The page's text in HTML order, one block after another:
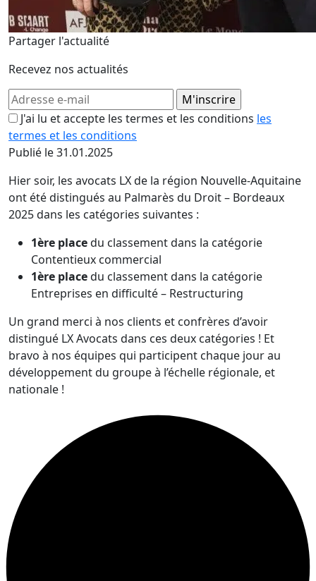
Publié le 31.01.2025
Hier soir, les avocats LX de la région Nouvelle-Aquitaine
ont été distingués au Palmarès du Droit – Bordeaux
2025 dans les catégories suivantes :
1ère placedu classement dans la catégorie
Contentieux commercial
1ère placedu classement dans la catégorie
Entreprises en difficulté – Restructuring
Un grand merci à nos clients et confrères d’avoir
distingué LX Avocats dans ces deux catégories ! Et
bravo à nos équipes qui participent chaque jour au
développement du groupe à l’échelle régionale, et
nationale !
Partager l'actualité
Recevez nos actualités
J'ai lu et accepte les termes et les conditions les
termes et les conditions